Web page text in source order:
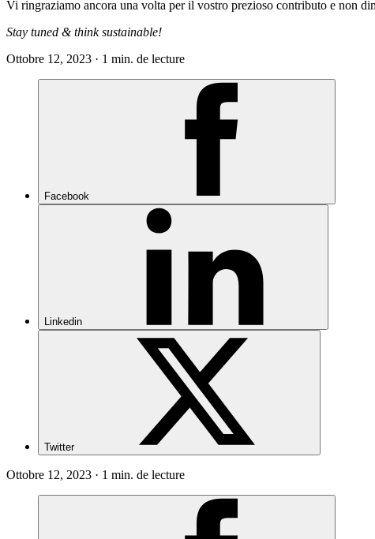
Vi ringraziamo ancora una volta per il vostro prezioso contributo e non
Stay tuned & think sustainable!
Ottobre 12, 2023 · 1 min. de lecture
Facebook
Linkedin
Twitter
Ottobre 12, 2023 · 1 min. de lecture